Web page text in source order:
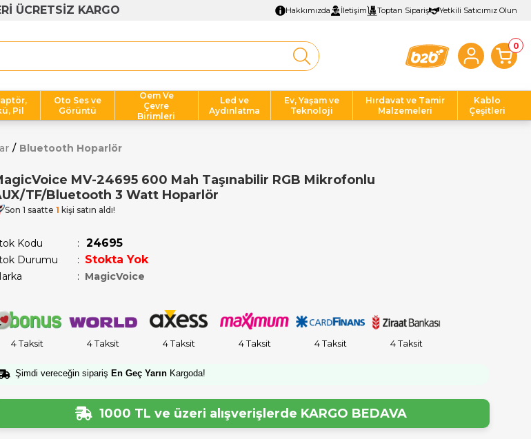
ÜCRETSİZ KARGO Hakkımızda İletişim Toptan Sipariş Yetkili Satıcımız Olun
0
Pil
Oto Ses ve
Görüntü
Oem Ve
Çevre
Birimleri
Led ve
Aydınlatma
Ev, Yaşam ve
Teknoloji
Hırdavat ve Tamir
Malzemeleri
Kablo
Çeşitleri
Bluetooth Hoparlör
MV-24695 600 Mah Taşınabilir RGB Mikrofonlu
TF/Bluetooth 3 Watt Hoparlör
Son 1 saatte 1 kişi satın aldı!
Kodu 24695
Durumu : Stokta Yok
: MagicVoice
4 Taksit 4 Taksit 4 Taksit 4 Taksit 4 Taksit 4 Taksit
Şimdi vereceğin sipariş En Geç Yarın Kargoda!
1000 TL ve üzeri alışverişlerde KARGO BEDAVA